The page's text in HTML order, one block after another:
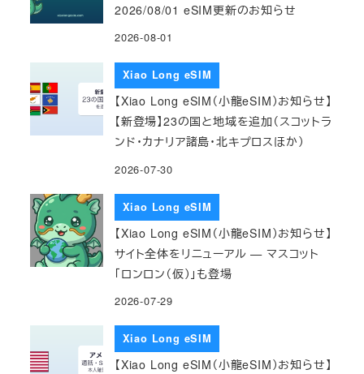
2026/08/01 eSIM更新のお知らせ
2026-08-01
Xiao Long eSIM
【Xiao Long eSIM（小龍eSIM）お知らせ】
【新登場】23の国と地域を追加（スコットラ
ンド・カナリア諸島・北キプロスほか）
2026-07-30
Xiao Long eSIM
【Xiao Long eSIM（小龍eSIM）お知らせ】
サイト全体をリニューアル — マスコット
「ロンロン（仮）」も登場
2026-07-29
Xiao Long eSIM
【Xiao Long eSIM（小龍eSIM）お知らせ】